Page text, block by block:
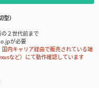
）
２世代前まで
が必要
内キャリア経由で販売されている端
など）にて動作確認しています